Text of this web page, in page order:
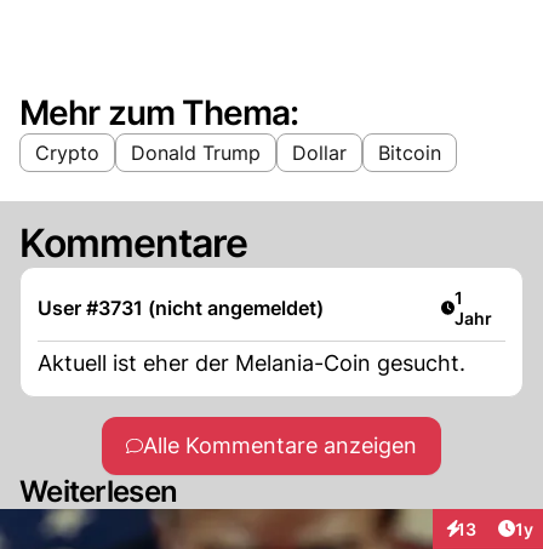
Mehr zum Thema:
Crypto Donald Trump Dollar Bitcoin
Kommentare
User #3731 (nicht angemeldet) Artikel
1
Jahr
Aktuell ist eher der Melania-Coin gesucht.
Alle Kommentare anzeigen
Weiterlesen
13 1y